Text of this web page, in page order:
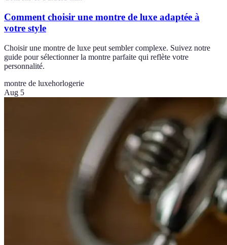
Comment choisir une montre de luxe adaptée à
votre style
Choisir une montre de luxe peut sembler complexe. Suivez notre
guide pour sélectionner la montre parfaite qui reflète votre
personnalité.
montre de luxehorlogerie
Aug 5